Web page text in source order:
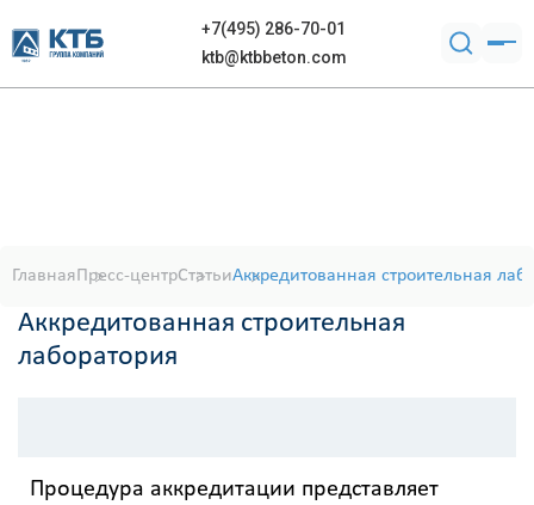
+7(495) 286-70-01
ktb@ktbbeton.com
ГлавнаяПресс-центрСтатьиАккредитованная строительная
Аккредитованная строительная
лаборатория
Процедура аккредитации представляет